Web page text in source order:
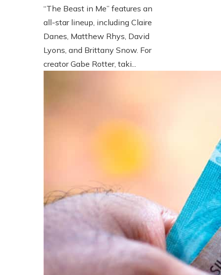
“The Beast in Me” features an
all-star lineup, including Claire
Danes, Matthew Rhys, David
Lyons, and Brittany Snow. For
creator Gabe Rotter, taki...